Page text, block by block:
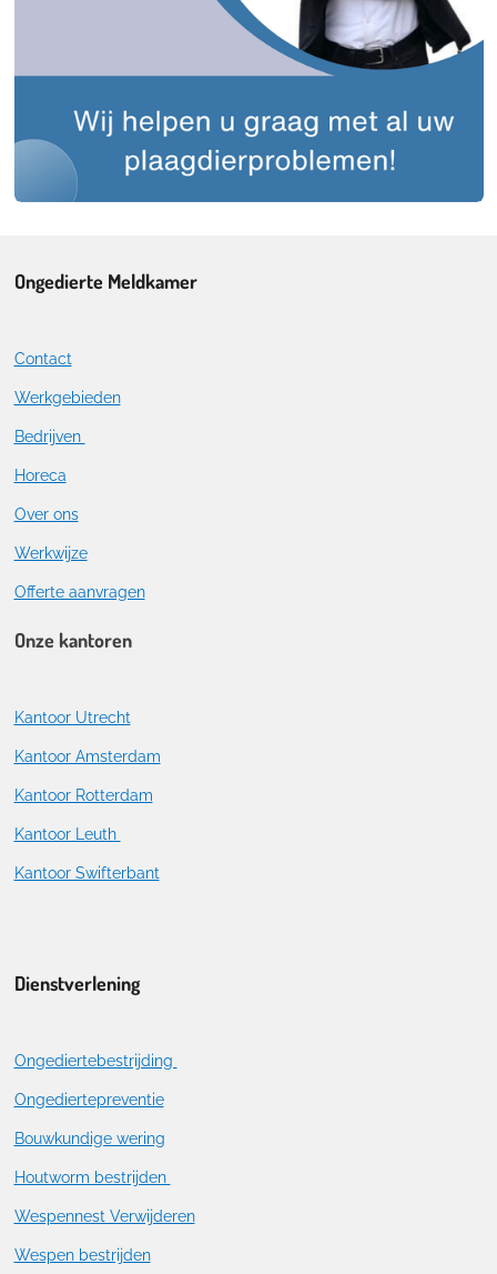
Ongedierte Meldkamer
Contact
Werkgebieden
Bedrijven
Horeca
Over ons
Werkwijze
Offerte aanvragen
Onze kantoren
Kantoor Utrecht
Kantoor Amsterdam
Kantoor Rotterdam
Kantoor Leuth
Kantoor Swifterbant
Dienstverlening
Ongediertebestrijding
Ongediertepreventie
Bouwkundige wering
Houtworm bestrijden
Wespennest Verwijderen
Wespen bestrijden